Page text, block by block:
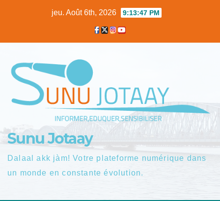
jeu. Août 6th, 2026 9:13:48 PM
Sunu Jotaay
Dalaal akk jàm! Votre plateforme numérique dans
un monde en constante évolution.